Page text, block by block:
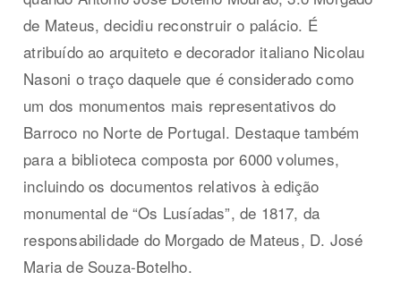
de Mateus, decidiu reconstruir o palácio. É
atribuído ao arquiteto e decorador italiano Nicolau
Nasoni o traço daquele que é considerado como
um dos monumentos mais representativos do
Barroco no Norte de Portugal. Destaque também
para a biblioteca composta por 6000 volumes,
incluindo os documentos relativos à edição
monumental de “Os Lusíadas”, de 1817, da
responsabilidade do Morgado de Mateus, D. José
Maria de Souza-Botelho.